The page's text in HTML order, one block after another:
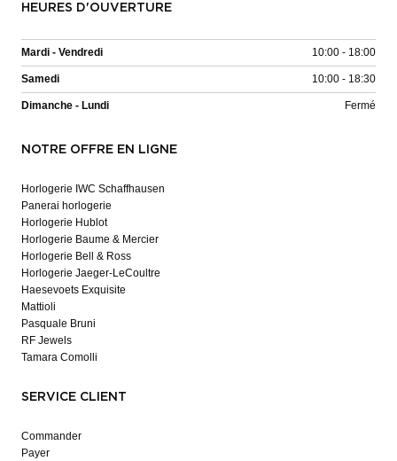
HEURES D'OUVERTURE
Mardi - Vendredi 10:00 - 18:00
Samedi 10:00 - 18:30
Dimanche - Lundi Fermé
NOTRE OFFRE EN LIGNE
Horlogerie IWC Schaffhausen
Panerai horlogerie
Horlogerie Hublot
Horlogerie Baume & Mercier
Horlogerie Bell & Ross
Horlogerie Jaeger-LeCoultre
Haesevoets Exquisite
Mattioli
Pasquale Bruni
RF Jewels
Tamara Comolli
SERVICE CLIENT
Commander
Payer